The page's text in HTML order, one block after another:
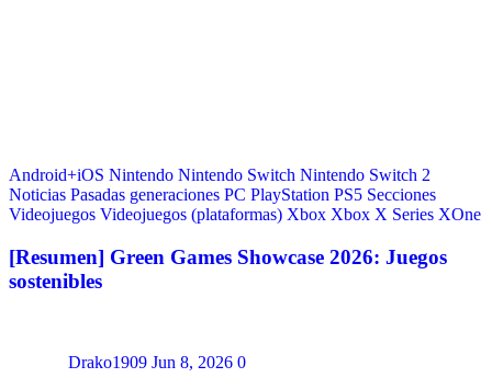
Android+iOS Nintendo Nintendo Switch Nintendo Switch 2
Noticias Pasadas generaciones PC PlayStation PS5 Secciones
Videojuegos Videojuegos (plataformas) Xbox Xbox X Series XOne
[Resumen] Green Games Showcase 2026: Juegos
sostenibles
Drako1909 Jun 8, 2026 0